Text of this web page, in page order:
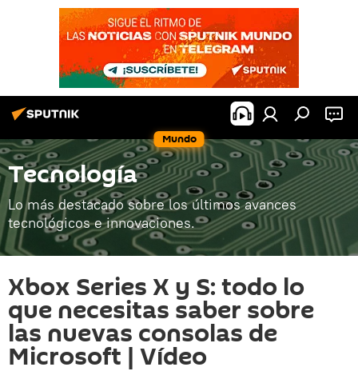
Mundo
Tecnología
Lo más destacado sobre los últimos avances
tecnológicos e innovaciones.
Xbox Series X y S: todo lo
que necesitas saber sobre
las nuevas consolas de
Microsoft | Vídeo